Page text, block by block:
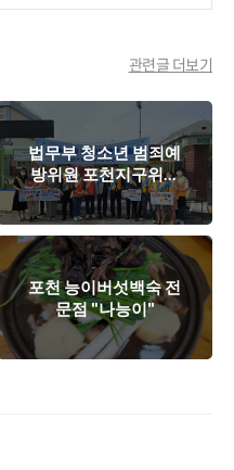
관련글 더보기
법무부 청소년 범죄예
방위원 포천지구위원
회(회장 윤충식), 영중
중학교 학교폭력 예방
캠페인 실시
포천 능이버섯백숙 전
문점 "나능이"